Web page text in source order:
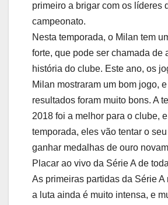
primeiro a brigar com os líderes
campeonato.
Nesta temporada, o Milan tem
forte, que pode ser chamada de
história do clube. Este ano, os
Milan mostraram um bom jogo,
resultados foram muito bons. A
2018 foi a melhor para o clube,
temporada, eles vão tentar o
ganhar medalhas de ouro
Placar ao vivo da Série A de
As primeiras partidas da Série A
a luta ainda é muito intensa, e